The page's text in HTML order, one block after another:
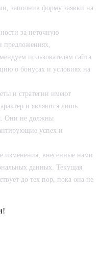
заполнив форму заявки на
за неточную
пользователям сайта
о бонусах и условиях на
и стратегии имеют
и являются лишь
Они не должны
успех и
изменения, внесенные нами
данных. Текущая
до тех пор, пока она не